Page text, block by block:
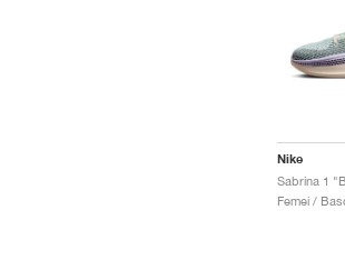
Nike
Sabrina 1
Femei /